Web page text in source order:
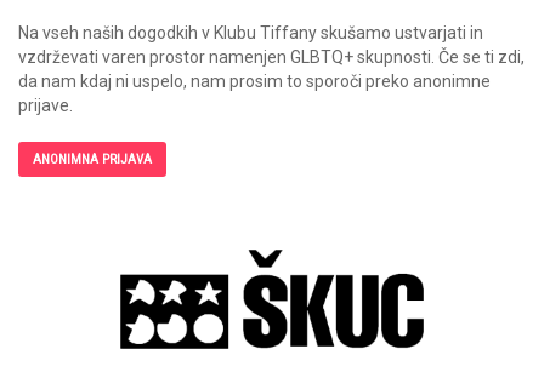
Na vseh naših dogodkih v Klubu Tiffany skušamo ustvarjati in
vzdrževati varen prostor namenjen GLBTQ+ skupnosti. Če se ti zdi,
da nam kdaj ni uspelo, nam prosim to sporoči preko anonimne
prijave.
ANONIMNA PRIJAVA